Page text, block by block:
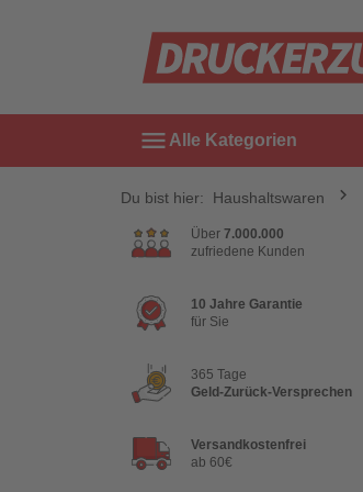
menu Alle Kategorien
Du bist hier: Haushaltswaren
Über 7.000.000
zufriedene Kunden
10 Jahre Garantie
für Sie
365 Tage
Geld-Zurück-Versprechen
Versandkostenfrei
ab 60€